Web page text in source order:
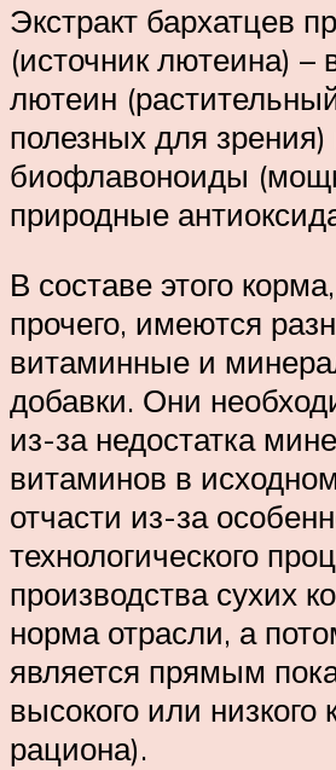
Экстракт бархатцев
(источник лютеина) –
лютеин
полезных для зрения)
биофлавоноиды
природные
В составе этого
прочего, имеются
витаминные и
добавки. Они
из-за недостатка
витаминов в
отчасти из-за
технологического
производства сухих
норма отрасли, а
является прямым
высокого или низкого
рациона).